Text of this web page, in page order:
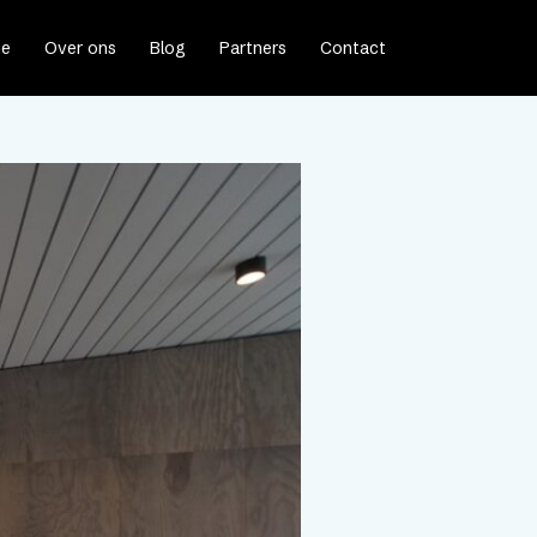
Over ons Blog Partners Contact